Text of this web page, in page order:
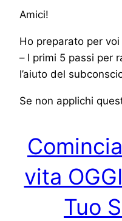
Amici!
Ho preparato per voi
– I primi 5 passi per
l’aiuto del
Se non applichi
vita
Tuo